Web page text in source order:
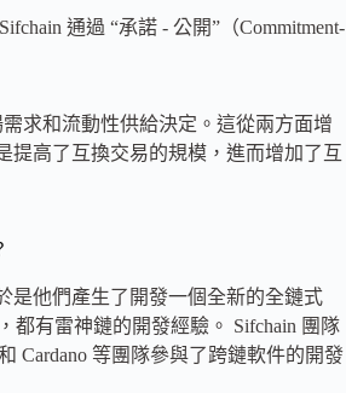
通過 “承諾 - 公開”（Commitment-
求和流動性供給決定。這從兩方面增
提高了互換交易的規模，進而增加了互
是他們產生了開發一個全新的全鏈式
都有雷神鏈的開發經驗。 Sifchain 團隊
Cardano 等團隊參與了跨鏈軟件的開發